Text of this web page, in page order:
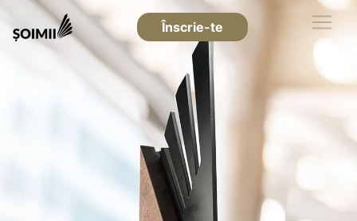
Înscrie-te